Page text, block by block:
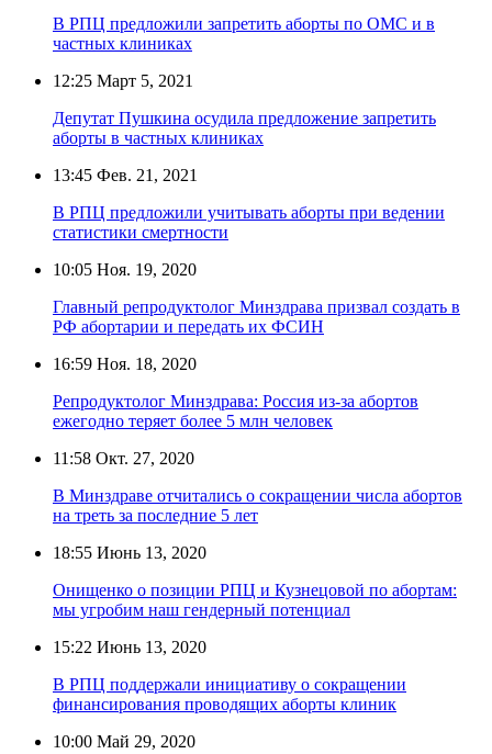
В РПЦ предложили запретить аборты по ОМС и в
частных клиниках
12:25 Март 5, 2021
Депутат Пушкина осудила предложение запретить
аборты в частных клиниках
13:45 Фев. 21, 2021
В РПЦ предложили учитывать аборты при ведении
статистики смертности
10:05 Ноя. 19, 2020
Главный репродуктолог Минздрава призвал создать в
РФ абортарии и передать их ФСИН
16:59 Ноя. 18, 2020
Репродуктолог Минздрава: Россия из-за абортов
ежегодно теряет более 5 млн человек
11:58 Окт. 27, 2020
В Минздраве отчитались о сокращении числа абортов
на треть за последние 5 лет
18:55 Июнь 13, 2020
Онищенко о позиции РПЦ и Кузнецовой по абортам:
мы угробим наш гендерный потенциал
15:22 Июнь 13, 2020
В РПЦ поддержали инициативу о сокращении
финансирования проводящих аборты клиник
10:00 Май 29, 2020